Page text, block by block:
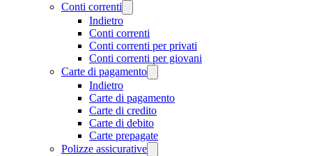
Conti correnti
Indietro
Conti correnti
Conti correnti per privati
Conti correnti per giovani
Carte di pagamento
Indietro
Carte di pagamento
Carte di credito
Carte di debito
Carte prepagate
Polizze assicurative